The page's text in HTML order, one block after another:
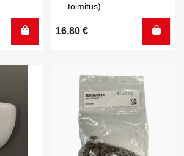
toimitus)
16,80 €